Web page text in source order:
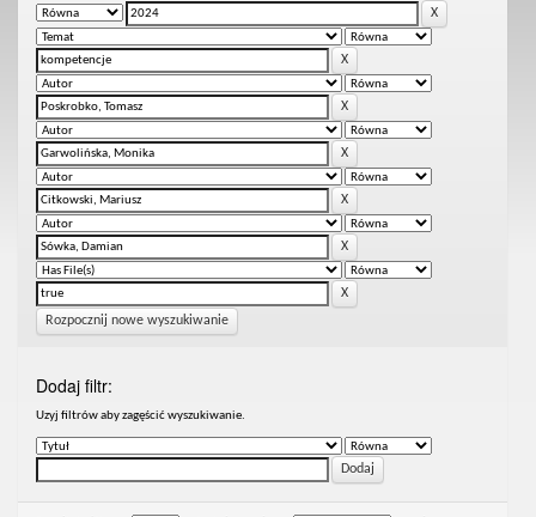
Rozpocznij nowe wyszukiwanie
Dodaj filtr:
Uzyj filtrów aby zagęścić wyszukiwanie.